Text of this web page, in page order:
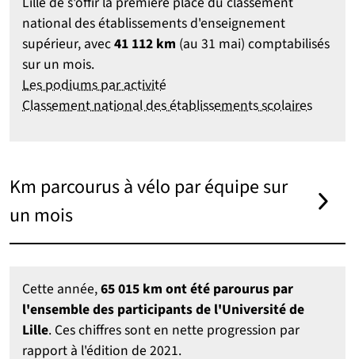
national des établissements d'enseignement
supérieur, avec41 112 km (au 31 mai) comptabilisés
sur un mois.
Les podiums par activité
Classement national des établissements scolaires
Km parcourus à vélo par équipe sur
un mois
Cette année,65 015 km ont été parourus par
l'ensemble des participants de l'Université de
Lille. Ces chiffres sont en nette progression par
rapport à l'édition de 2021.